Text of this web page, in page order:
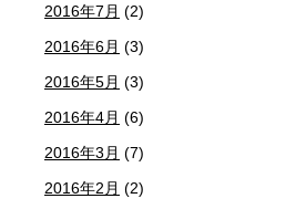
2016年7月 (2)
2016年6月 (3)
2016年5月 (3)
2016年4月 (6)
2016年3月 (7)
2016年2月 (2)